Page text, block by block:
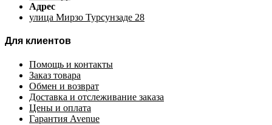
Адрес
улица Мирзо Турсунзаде 28
Для клиентов
Помощь и контакты
Заказ товара
Обмен и возврат
Доставка и отслеживание заказа
Цены и оплата
Гарантия Avenue